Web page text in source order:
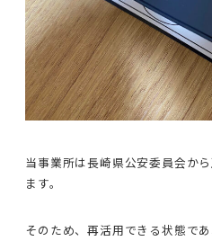
当事業所は長崎県公安委員会か
ます。
そのため、再活用できる状態で